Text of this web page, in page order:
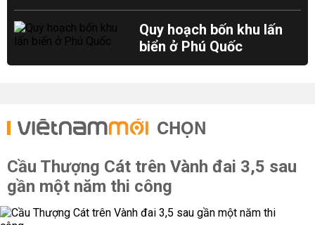
Quy hoạch bốn khu lấn
biển ở Phú Quốc
CHỌN
Cầu Thượng Cát trên Vành đai 3,5 sau
gần một năm thi công